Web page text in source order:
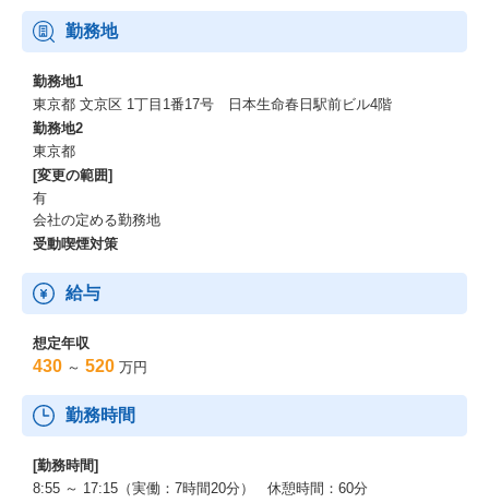
勤務地
勤務地1
東京都 文京区 1丁目1番17号 日本生命春日駅前ビル4階
勤務地2
東京都
[変更の範囲]
有
会社の定める勤務地
受動喫煙対策
給与
想定年収
430 ～ 520 万円
勤務時間
[勤務時間]
8:55 ～ 17:15（実働：7時間20分） 休憩時間：60分